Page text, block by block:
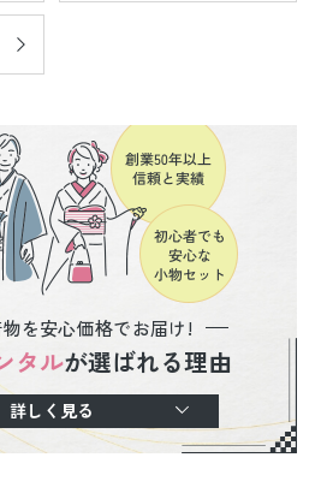
を安心価格でお届け!
タルが選ばれる理由
詳しく見る